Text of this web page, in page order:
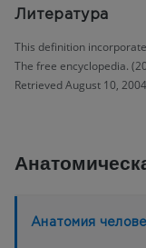
Литература
This definition
The free encyclopedia.
Retrieved August 10,
Анатомия